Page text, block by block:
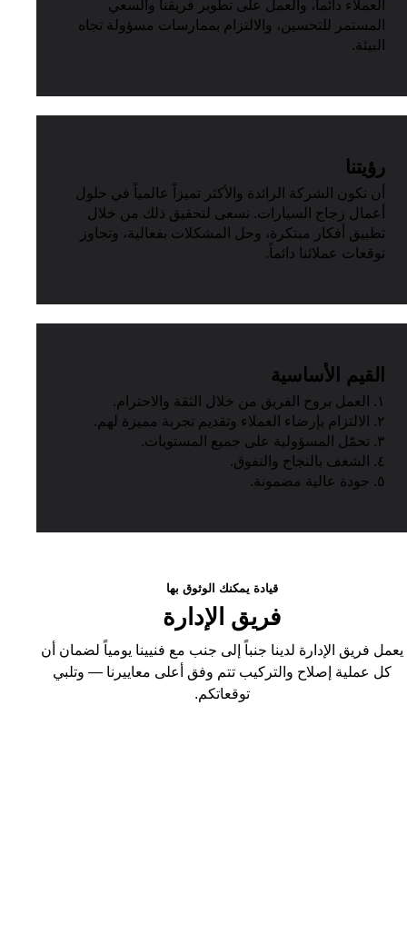
العملاء دائماً، والعمل على تطوير فريقنا والسعي
المستمر للتحسين، والالتزام بممارسات مسؤولة تجاه
البيئة.
رؤيتنا
أن نكون الشركة الرائدة والأكثر تميزاً عالمياً في حلول
أعمال زجاج السيارات. نسعى لتحقيق ذلك من خلال
تطبيق أفكار مبتكرة، وحل المشكلات بفعالية، وتجاوز
توقعات عملائنا دائماً.
القيم الأساسية
قيادة يمكنك الوثوق بها
فريق الإدارة
فريق الإدارة لدينا جنباً إلى جنب مع فنيينا يومياً لضمان أن
كل عملية إصلاح والتركيب تتم وفق أعلى معاييرنا — وتلبي
توقعاتكم.